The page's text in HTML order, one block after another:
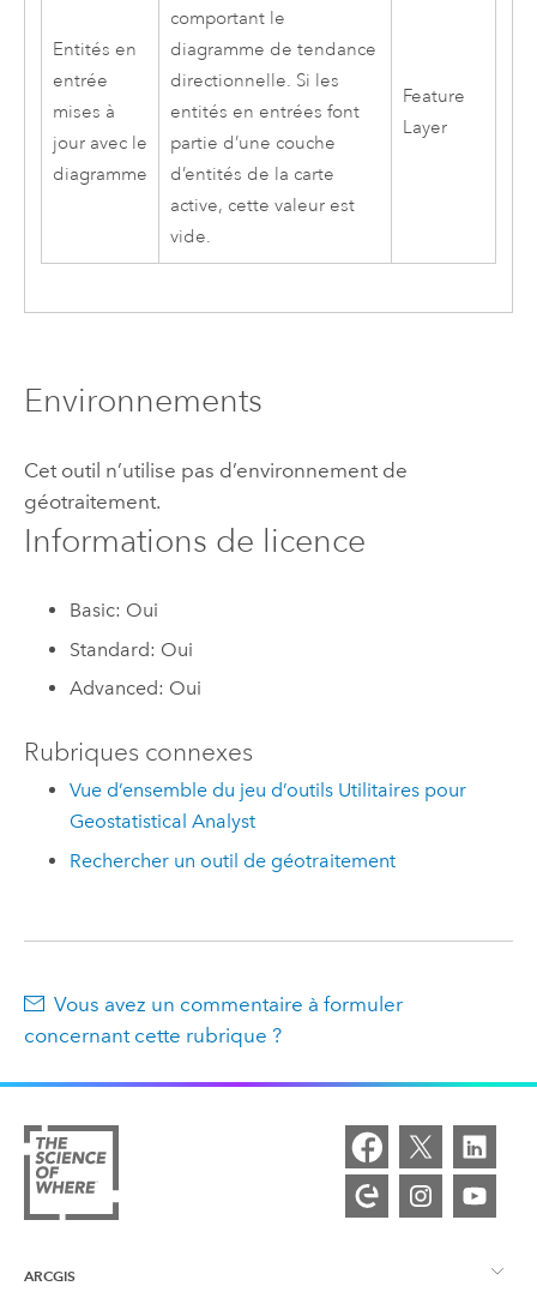
Entités en
entrée
mises à
jour avec le
diagramme
comportant le
diagramme de tendance
directionnelle. Si les
entités en entrées font
partie d’une couche
d’entités de la carte
active, cette valeur est
vide.
Feature
Layer
Environnements
Cet outil n’utilise pas d’environnement de
géotraitement.
Informations de licence
Basic: Oui
Standard: Oui
Advanced: Oui
Rubriques connexes
Vue d’ensemble du jeu d’outils Utilitaires pour
Geostatistical Analyst
Rechercher un outil de géotraitement
Vous avez un commentaire à formuler
concernant cette rubrique ?
ARCGIS